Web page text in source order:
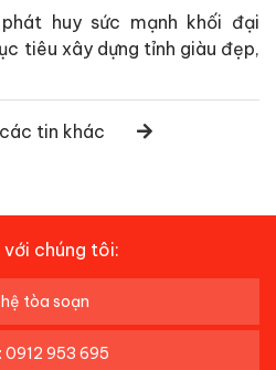
THỰC TIỄN - TRUYỀN THÔNG
VÀ PHÁT TRIỂN THUỘC VIỆN
LUẬT VÀ QUẢN LÝ
tử số 329/GP-BTTTT cấp ngày
09/2018.
ĐOÀN MẠNH PHƯƠNG
Hà Nội.
cáo:0826166777- Hòm thư:
cứu Khoa học: